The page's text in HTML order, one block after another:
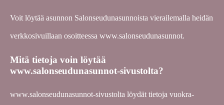
Voit löytää asunnon Salonseudunasunnoista vierailemalla heidän
verkkosivuillaan osoitteessa www.salonseudunasunnot.
Mitä tietoja voin löytää
www.salonseudunasunnot-sivustolta?
www.salonseudunasunnot-sivustolta löydät tietoja vuokra-